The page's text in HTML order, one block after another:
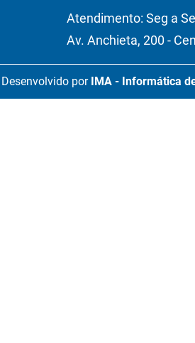
Atendimento: Seg a
Av. Anchieta, 200 -
Desenvolvido por IMA - Informática